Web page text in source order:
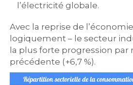
l’électricité globale.
Avec la reprise de
logiquement – le secteur
la plus forte progression par
précédente (+6,7 %).